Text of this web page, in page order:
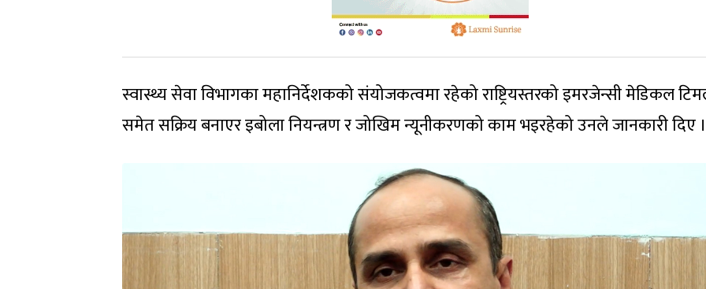
स्वास्थ्य सेवा विभागका महानिर्देशकको संयोजकत्वमा रहेको राष्ट्रियस्तरको इमरजेन्सी मेडिकल
समेत सक्रिय बनाएर इबोला नियन्त्रण र जोखिम न्यूनीकरणको काम भइरहेको उनले जानकारी दिए ।